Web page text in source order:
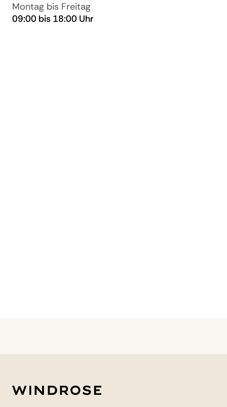
Montag bis Freitag
09:00 bis 18:00 Uhr